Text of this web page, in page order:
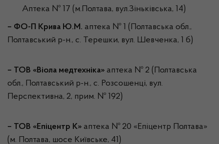
Аптека № 17 (м.Полтава, вул.Зіньківська, 14)
– ФО-П Крива Ю.М. аптека № 1 (Полтавська обл.,
Полтавський р-н., с. Терешки, вул. Шевченка, 1 б)
– ТОВ «Віола медтехніка» аптека № 2 (Полтавська
обл., Полтавський р-н., с. Розсошенці, вул.
Перспективна, 2, прим. № 192)
– ТОВ «Епіцентр К» аптека № 20 «Епіцентр Полтава»
(м. Полтава, шосе Київське, 41)